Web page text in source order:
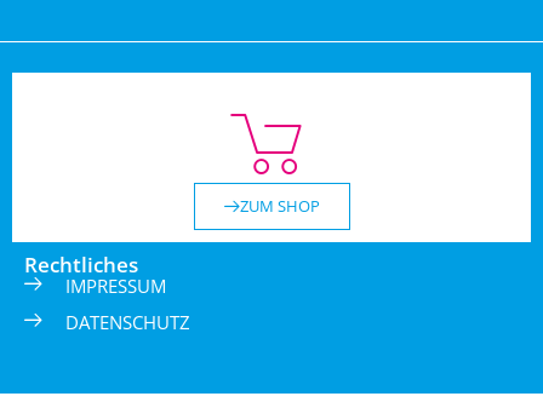
ZUM SHOP
Rechtliches
IMPRESSUM
DATENSCHUTZ